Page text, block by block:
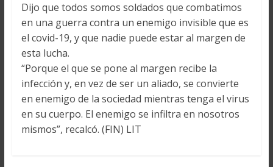
Dijo que todos somos soldados que combatimos
en una guerra contra un enemigo invisible que es
el covid-19, y que nadie puede estar al margen de
esta lucha.
“Porque el que se pone al margen recibe la
infección y, en vez de ser un aliado, se convierte
en enemigo de la sociedad mientras tenga el virus
en su cuerpo. El enemigo se infiltra en nosotros
mismos”, recalcó. (FIN) LIT